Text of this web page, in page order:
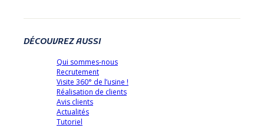
DÉCOUVREZ AUSSI
Qui sommes-nous
Recrutement
Visite 360° de l’usine !
Réalisation de clients
Avis clients
Actualités
Tutoriel